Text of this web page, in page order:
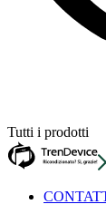
Tutti i prodotti